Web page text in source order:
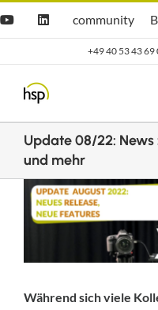
YouTubeLinkedIn
Hsp
community
community
+49 40 53 43 69
Update 08/22:
und mehr
Zeige
grösseres
Während sich viele